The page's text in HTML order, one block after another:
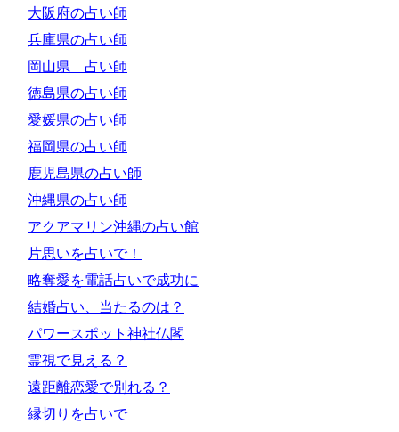
大阪府の占い師
兵庫県の占い師
岡山県 占い師
徳島県の占い師
愛媛県の占い師
福岡県の占い師
鹿児島県の占い師
沖縄県の占い師
アクアマリン沖縄の占い館
片思いを占いで！
略奪愛を電話占いで成功に
結婚占い、当たるのは？
パワースポット神社仏閣
霊視で見える？
遠距離恋愛で別れる？
縁切りを占いで